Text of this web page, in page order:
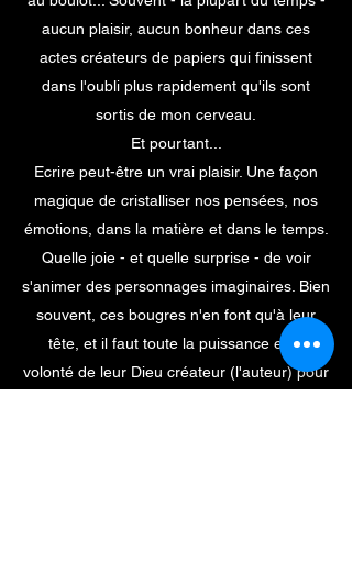
aucun plaisir, aucun bonheur dans ces
actes créateurs de papiers qui finissent
dans l'oubli plus rapidement qu'ils sont
sortis de mon cerveau.
Et pourtant...
Ecrire peut-être un vrai plaisir. Une façon
magique de cristalliser nos pensées, nos
émotions, dans la matière et dans le temps.
Quelle joie - et quelle surprise - de voir
s'animer des personnages imaginaires. Bien
souvent, ces bougres n'en font qu'à leur
tête, et il faut toute la puissance et la
volonté de leur Dieu créateur (l'auteur) pour